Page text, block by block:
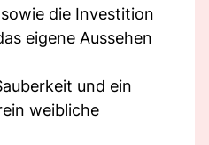
die Investition
eigene Aussehen
und ein
weibliche